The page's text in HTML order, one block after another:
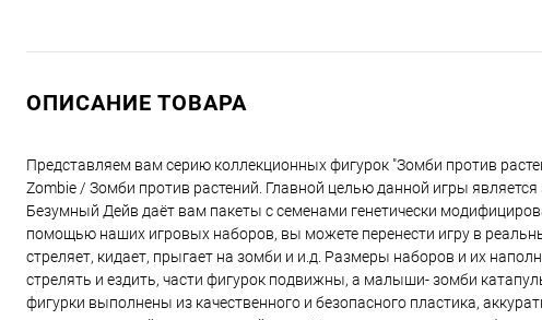
ОПИСАНИЕ ТОВАРА
Представляем вам серию коллекционных фигурок "Зомби против
Zombie / Зомби против растений. Главной целью данной игры
Безумный Дейв даёт вам пакеты с семенами генетически
помощью наших игровых наборов, вы можете перенести игру в
стреляет, кидает, прыгает на зомби и и.д. Размеры наборов и их
стрелять и ездить, части фигурок подвижны, а малыши- зомби
фигурки выполнены из качественного и безопасного пластика,